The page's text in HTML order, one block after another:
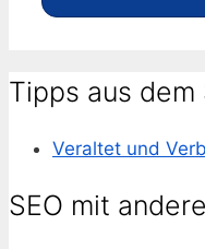
Tipps aus dem
Veraltet und
SEO mit